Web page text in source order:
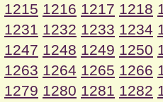
1215 1216 1217 1218
1231 1232 1233 1234
1247 1248 1249 1250
1263 1264 1265 1266
1279 1280 1281 1282